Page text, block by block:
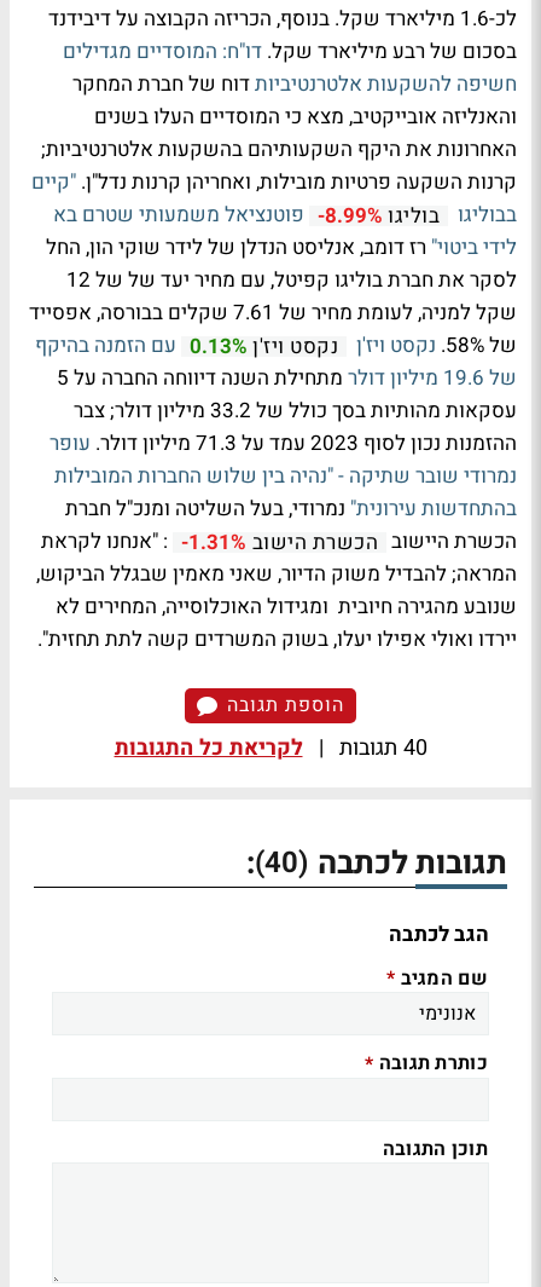
לכ-1.6 מיליארד שקל. בנוסף, הכריזה הקבוצה על דיבידנד
בסכום של רבע מיליארד שקל. דו"ח: המוסדיים מגדילים
חשיפה להשקעות אלטרנטיביותדוח של חברת המחקר
והאנליזה אובייקטיב, מצא כי המוסדיים העלו בשנים
האחרונות את היקף השקעותיהם בהשקעות אלטרנטיביות;
קרנות השקעה פרטיות מובילות, ואחריהן קרנות נדל"ן. "קיים
בבוליגו בוליגו -8.99% פוטנציאל משמעותי שטרם בא
לידי ביטוי" רז דומב, אנליסט הנדלן של לידר שוקי הון, החל
לסקר את חברת בוליגו קפיטל, עם מחיר יעד של של 12
שקל למניה, לעומת מחיר של 7.61 שקלים בבורסה, אפסייד
של 58%.
נקסט ויז'ן נקסט ויז'ן 0.13% עם הזמנה בהיקף
של 19.6 מיליון דולר
מתחילת השנה דיווחה החברה על 5
עסקאות מהותיות בסך כולל של 33.2 מיליון דולר; צבר
ההזמנות נכון לסוף 2023 עמד על 71.3 מיליון דולר.
עופר
נמרודי שובר שתיקה - "נהיה בין שלוש החברות המובילות
בהתחדשות עירונית" נמרודי, בעל השליטה ומנכ"ל חברת
הכשרת היישוב הכשרת הישוב -1.31% : "אנחנו לקראת
המראה; להבדיל משוק הדיור, שאני מאמין שבגלל הביקוש,
שנובע מהגירה חיובית ומגידול האוכלוסייה, המחירים לא
יירדו ואולי אפילו יעלו, בשוק המשרדים קשה לתת תחזית".
הוספת תגובה
40 תגובות | לקריאת כל התגובות
תגובות לכתבה (40)
:
הגב לכתבה
שם המגיב *
כותרת תגובה *
תוכן התגובה